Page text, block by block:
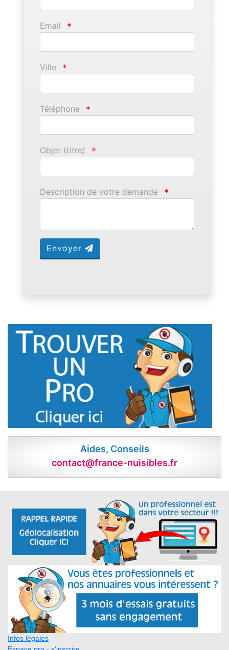
Email *
Ville *
Téléphone *
Objet (titre) *
Description de votre demande *
Envoyer
Aides, Conseils
contact@france-nuisibles.fr
Infos légales